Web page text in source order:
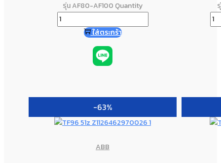
รุ่น AF80-AF100 Quantity
ใส่ตระกร้า
-63%
ABB